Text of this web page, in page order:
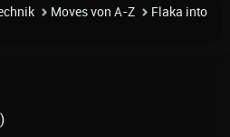
Moves von A-Z
Flaka into